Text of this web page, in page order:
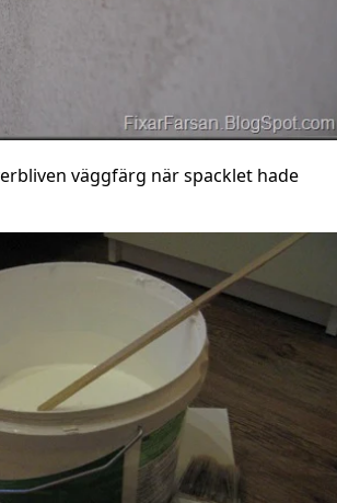
väggfärg när spacklet hade